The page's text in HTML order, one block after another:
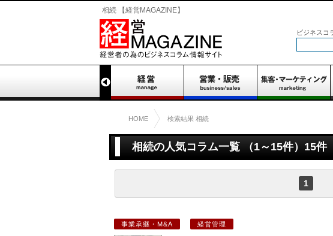
相続 【経営MAGAZINE】
ビジネスコ
HOME 検索結果 相続
相続の人気コラム一覧 （1～15件）15件
1
事業承継・M&A 経営管理